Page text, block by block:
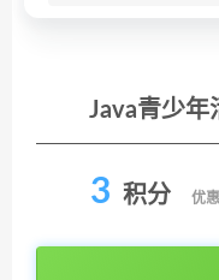
Java青少年
3 积分 优